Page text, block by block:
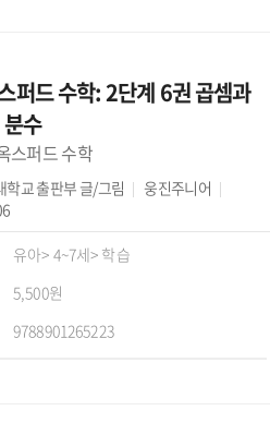
퍼드 수학: 2단계 6권 곱셈과
수
스퍼드 수학
학교 출판부 글/그림
웅진주니어
유아> 4~7세> 학습
5,500원
9788901265223